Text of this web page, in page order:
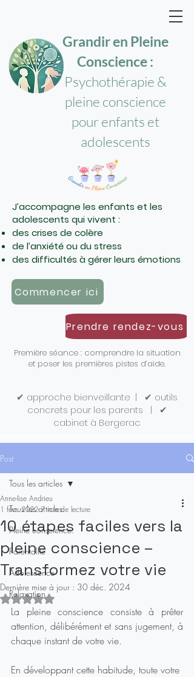
Grandir en Pleine
Conscience :
Psychothérapie &
pleine conscience
pour enfants et
adolescents
J’accompagne les enfants et les
adolescents qui vivent :
des crises de colère
de l’anxiété ou du stress
des difficultés à gérer leurs émotions
Commencer ici
Prendre rendez-vous
Première séance : comprendre la situation
et poser les premières pistes d’aide.
✔ approche bienveillante | ✔ outils
concrets pour les parents | ✔
cabinet à Bergerac
Post
Tous les articles
Pleine conscience.
Parentalité
Adolescence
Relaxation
Tous les articles
10 étapes faciles vers la
pleine conscience –
Transformez votre vie
Anne-lise Andrieu
1 févr. 2022 7 min de lecture
Dernière mise à jour : 30 déc. 2024
Noté NaN étoiles sur 5.
La pleine conscience consiste à prêter
attention, délibérément et sans jugement, à
chaque instant de votre vie.
En développant cette habitude, toute votre